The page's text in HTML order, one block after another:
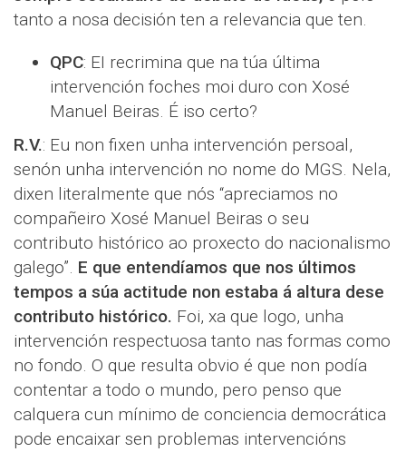
tanto a nosa decisión ten a relevancia que ten.
QPC: EI recrimina que na túa última
intervención foches moi duro con Xosé
Manuel Beiras. É iso certo?
R.V.: Eu non fixen unha intervención persoal,
senón unha intervención no nome do MGS. Nela,
dixen literalmente que nós “apreciamos no
compañeiro Xosé Manuel Beiras o seu
contributo histórico ao proxecto do nacionalismo
galego”. E que entendíamos que nos últimos
tempos a súa actitude non estaba á altura dese
contributo histórico. Foi, xa que logo, unha
intervención respectuosa tanto nas formas como
no fondo. O que resulta obvio é que non podía
contentar a todo o mundo, pero penso que
calquera cun mínimo de conciencia democrática
pode encaixar sen problemas intervencións